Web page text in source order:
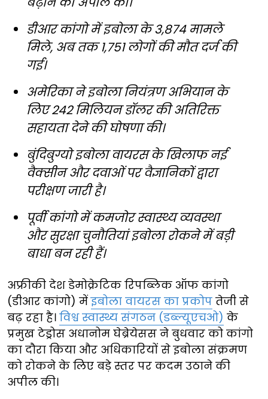
डीआर कांगो में इबोला के 3,874 मामले
मिले, अब तक 1,751 लोगों की मौत दर्ज की
गई।
अमेरिका ने इबोला नियंत्रण अभियान के
लिए 242 मिलियन डॉलर की अतिरिक्त
सहायता देने की घोषणा की।
बुंदिबुग्यो इबोला वायरस के खिलाफ नई
वैक्सीन और दवाओं पर वैज्ञानिकों द्वारा
परीक्षण जारी है।
पूर्वी कांगो में कमजोर स्वास्थ्य व्यवस्था
और सुरक्षा चुनौतियां इबोला रोकने में बड़ी
बाधा बन रही हैं।
अफ्रीकी देश डेमोक्रेटिक रिपब्लिक ऑफ कांगो
(डीआर कांगो) मेंइबोला वायरस का प्रकोप तेजी से
बढ़ रहा है। विश्व स्वास्थ्य संगठन (डब्ल्यूएचओ) के
प्रमुख टेड्रोस अधानोम घेब्रेयेसस ने बुधवार को कांगो
का दौरा किया और अधिकारियों से इबोला संक्रमण
को रोकने के लिए बड़े स्तर पर कदम उठाने की
अपील की।